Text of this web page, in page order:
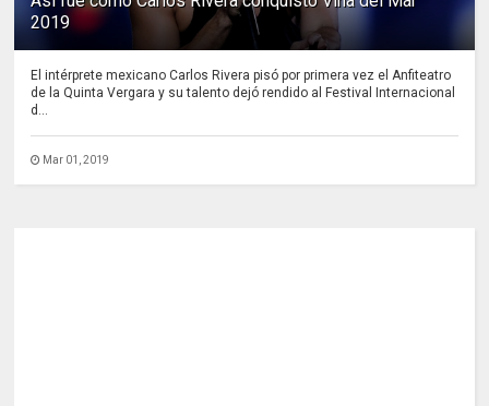
2019
El intérprete mexicano Carlos Rivera pisó por primera vez el Anfiteatro
de la Quinta Vergara y su talento dejó rendido al Festival Internacional
d...
Mar 01, 2019